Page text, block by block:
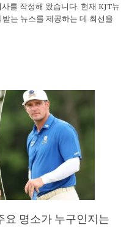
를 작성해 왔습니다. 현재 KJT뉴
는 뉴스를 제공하는 데 최선을
요 명소가 누구인지는